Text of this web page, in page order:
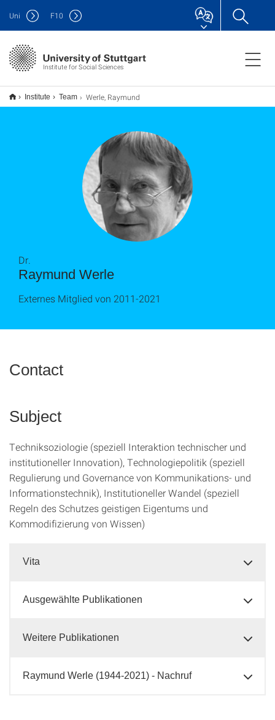
Institute for Social Sciences
Uni F10
Institute Team Werle, Raymund
Raymund Werle
Dr.
Externes Mitglied von 2011-2021
Contact
Subject
Techniksoziologie (speziell Interaktion technischer und
institutioneller Innovation), Technologiepolitik (speziell
Regulierung und Governance von Kommunikations- und
Informationstechnik), Institutioneller Wandel (speziell
Regeln des Schutzes geistigen Eigentums und
Kommodifizierung von Wissen)
Vita
Ausgewählte Publikationen
Weitere Publikationen
Raymund Werle (1944-2021) - Nachruf